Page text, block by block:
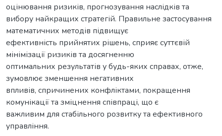
оцінювання ризиків, прогнозування наслідків та
вибору найкращих стратегій. Правильне застосування
математичних методів підвищує
ефективність прийнятих рішень, сприяє суттєвій
мінімізації ризиків та досягненню
оптимальних результатів у будь-яких справах, отже,
зумовлює зменшення негативних
впливів, спричинених конфліктами, покращення
комунікації та зміцнення співпраці, що є
важливим для стабільного розвитку та ефективного
управління.